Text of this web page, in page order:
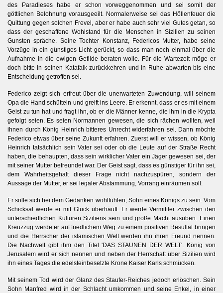
des Paradieses habe er schon vorweggenommen und sei somit der
göttlichen Belohnung vorausgeeilt. Normalerweise sei das Höllenfeuer die
Quittung gegen solchen Frevel, aber er habe auch sehr viel Gutes getan, so
dass der geschaffene Wohlstand für die Menschen in Sizilien zu seinen
Gunsten spräche. Seine Tochter Konstanz, Federicos Mutter, habe seine
Vorzüge in ein günstiges Licht gerückt, so dass man noch einmal über die
Aufnahme in die ewigen Gefilde beraten wolle. Für die Wartezeit möge er
doch bitte in seinen Katafalk zurückkehren und in Ruhe abwarten bis eine
Entscheidung getroffen sei.
Federico zeigt sich erfreut über die unerwarteten Zuwendung, will seinem
Opa die Hand schütteln und greift ins Leere. Er erkennt, dass er es mit einem
Geist zu tun hat und fragt ihn, ob er die Männer kenne, die ihm in die Krypta
gefolgt seien. Es seien Normannen gewesen, die sich rächen wollten, weil
ihnen durch König Heinrich bitteres Unrecht widerfahren sei. Dann möchte
Federico etwas über seine Zukunft erfahren. Zuerst will er wissen, ob König
Heinrich tatsächlich sein Vater sei oder ob die Leute auf der Straße Recht
haben, die behaupten, dass sein wirklicher Vater ein Jäger gewesen sei, der
mit seiner Mutter befreundet war. Der Geist sagt, dass es günstiger für ihn sei,
dem Wahrheitsgehalt dieser Frage nicht nachzuspüren, sondern der
Aussage der Mutter, er sei legaler Abstammung, Vorrang einräumen soll.
Er solle sich bei dem Gedanken wohlfühlen, Sohn eines Königs zu sein. Vom
Schicksal werde er mit Glück überhäuft. Er werde Vermittler zwischen den
unterschiedlichen Kulturen Siziliens sein und große Macht ausüben. Einen
Kreuzzug werde er auf friedlichem Weg zu einem positiven Resultat bringen
und die Herrscher der islamischen Welt werden ihn ihren Freund nennen.
Die Nachwelt gibt ihm den Titel 'DAS STAUNEN DER WELT'. König von
Jerusalem wird er sich nennen und neben der Herrschaft über Sizilien wird
ihn eines Tages die edelsteinbesetzte Krone Kaiser Karls schmücken.
Mit seinem Tod wird der Glanz des Staufer-Reiches jedoch erlöschen. Sein
Sohn Manfred wird in der Schlacht umkommen und seine Enkel, in einer